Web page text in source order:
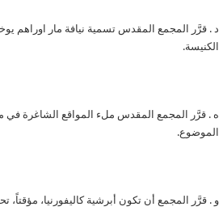
د . قرَّر المجمع المقدس تسمية نيافة مار اوراهم
الكنيسة.
ه . قرَّر المجمع المقدس ملء المواقع الشاغرة في
الموضوع.
و . قرَّر المجمع أن تكون أبرشية كاليفورنيا،